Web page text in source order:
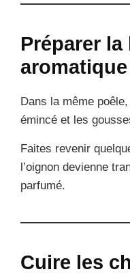
Préparer la
aromatique
Dans la même
émincé et les
Faites revenir
l’oignon devienne
parfumé.
Cuire les